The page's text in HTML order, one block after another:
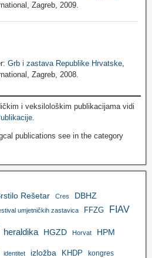
Zagreb, 2009.
Grb i zastava Republike Hrvatske,
Zagreb, 2008.
i veksilološkim publikacijama vidi
publications see in the category
Rešetar Cres DBHZ
umjetničkih zastavica FFZG FIAV
heraldika HGZD Horvat HPM
identitet izložba KHDP kongres